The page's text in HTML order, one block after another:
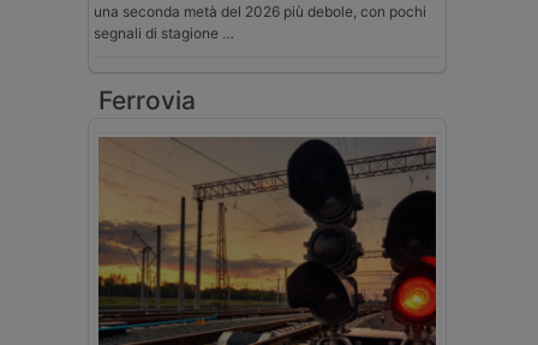
una seconda metà del 2026 più debole, con pochi
segnali di stagione …
Ferrovia